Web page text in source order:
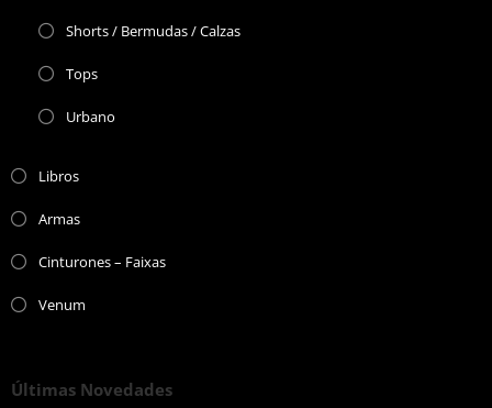
Shorts / Bermudas / Calzas
Tops
Urbano
Libros
Armas
Cinturones – Faixas
Venum
Últimas Novedades